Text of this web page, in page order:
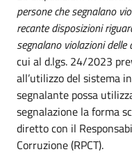
persone che segnalano
recante disposizioni
segnalano violazioni
cui al d.lgs. 24/2023
all’utilizzo del sistema
segnalante possa
segnalazione la forma
diretto con il
Corruzione (RPCT).